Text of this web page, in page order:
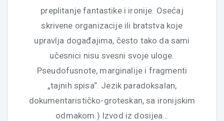
preplitanje fantastike i ironije. Osećaj
skrivene organizacije ili bratstva koje
upravlja događajima, često tako da sami
učesnici nisu svesni svoje uloge.
Pseudofusnote, marginalije i fragmenti
„tajnih spisa“. Jezik paradoksalan,
dokumentarističko-groteskan, sa ironijskim
odmakom.) Izvod iz dosijea…